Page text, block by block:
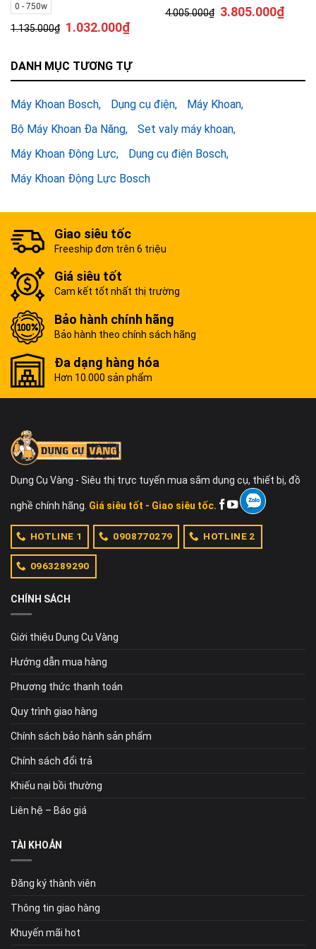
0 - 750w
1.135.000₫ 1.032.000₫
4.005.000₫ 3.805.000₫
DANH MỤC TƯƠNG TỰ
Máy Khoan Bosch Dụng cụ điện
Máy Khoan
Bộ Máy Khoan Đa Năng
Set valy máy khoan
Máy Khoan Động Lực
Dụng cụ điện Bosch
Máy Khoan Động Lực Bosch
Giao siêu tốc
Freeship đơn trên 6 triệu
Giá siêu tốt
Cam kết tốt nhất thị trường
Bảo hành chính hãng
Bảo hành theo chính sách hãng
Đa dạng hàng hóa
Hơn 10.000 sản phẩm
Dụng Cụ Vàng - Siêu thị trực tuyến mua sắm dụng cụ, thiết bị, đồ
nghề chính hãng. Giá siêu tốt - Giao siêu tốc.
HOTLINE 1 0908770279 HOTLINE 2
0963289290
CHÍNH SÁCH
Giới thiệu Dụng Cụ Vàng
Hướng dẫn mua hàng
Phương thức thanh toán
Quy trình giao hàng
Chính sách bảo hành sản phẩm
Chính sách đổi trả
Khiếu nại bồi thường
Liên hệ – Báo giá
TÀI KHOẢN
Đăng ký thành viên
Thông tin giao hàng
Khuyến mãi hot